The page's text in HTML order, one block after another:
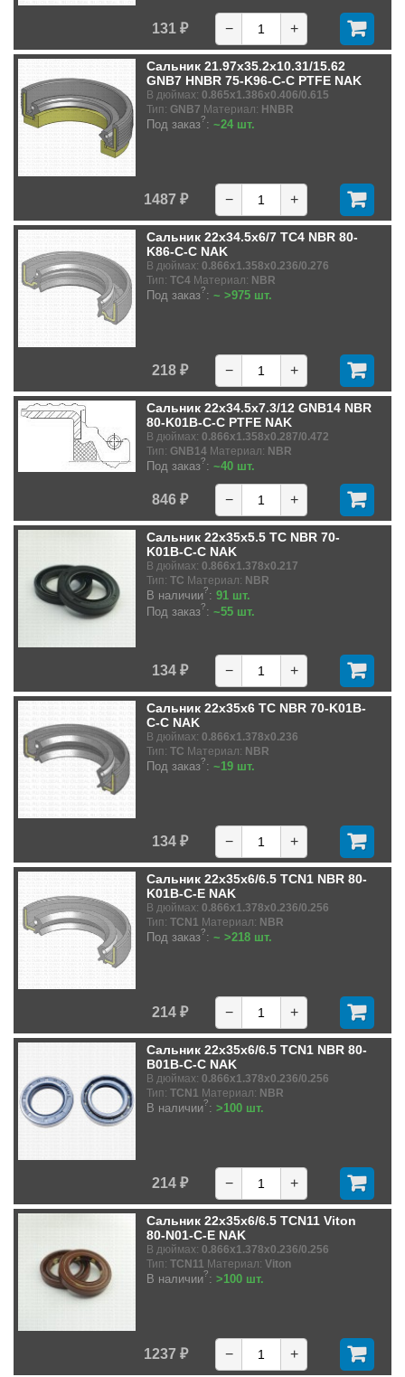
131 ₽ − +
Сальник 21.97x35.2x10.31/15.62
GNB7 HNBR 75-K96-C-C PTFE NAK
В дюймах: 0.865x1.386x0.406/0.615
Тип: GNB7 Материал: HNBR
Под заказ?: ~24 шт.
1487 ₽ − +
Сальник 22x34.5x6/7 TC4 NBR 80-
K86-C-C NAK
В дюймах: 0.866x1.358x0.236/0.276
Тип: TC4 Материал: NBR
Под заказ?: ~ >975 шт.
218 ₽ − +
Сальник 22x34.5x7.3/12 GNB14 NBR
80-K01B-C-C PTFE NAK
В дюймах: 0.866x1.358x0.287/0.472
Тип: GNB14 Материал: NBR
Под заказ?: ~40 шт.
846 ₽ − +
Сальник 22x35x5.5 TC NBR 70-
K01B-C-C NAK
В дюймах: 0.866x1.378x0.217
Тип: TC Материал: NBR
В наличии?: 91 шт.
Под заказ?: ~55 шт.
134 ₽ − +
Сальник 22x35x6 TC NBR 70-K01B-
C-C NAK
В дюймах: 0.866x1.378x0.236
Тип: TC Материал: NBR
Под заказ?: ~19 шт.
134 ₽ − +
Сальник 22x35x6/6.5 TCN1 NBR 80-
K01B-C-E NAK
В дюймах: 0.866x1.378x0.236/0.256
Тип: TCN1 Материал: NBR
Под заказ?: ~ >218 шт.
214 ₽ − +
Сальник 22x35x6/6.5 TCN1 NBR 80-
B01B-C-C NAK
В дюймах: 0.866x1.378x0.236/0.256
Тип: TCN1 Материал: NBR
В наличии?: >100 шт.
214 ₽ − +
Сальник 22x35x6/6.5 TCN11 Viton
80-N01-C-E NAK
В дюймах: 0.866x1.378x0.236/0.256
Тип: TCN11 Материал: Viton
В наличии?: >100 шт.
1237 ₽ − +